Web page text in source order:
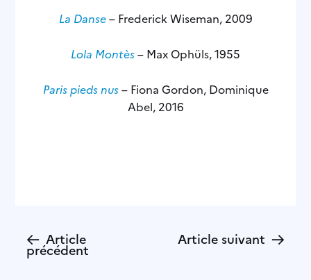
La Danse– Frederick Wiseman, 2009
Lola Montès– Max Ophüls, 1955
Paris pieds nus– Fiona Gordon, Dominique
Abel, 2016
← Article
précédent
Article suivant →